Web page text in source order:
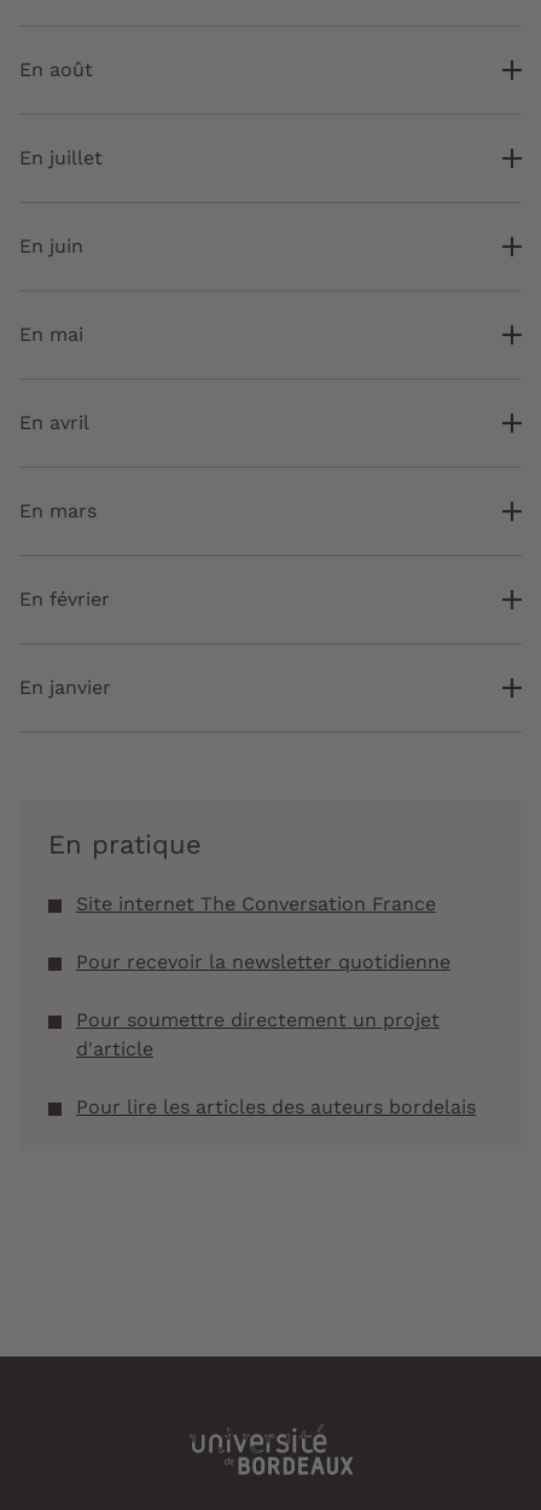
En août
En juillet
En juin
En mai
En avril
En mars
En février
En janvier
En pratique
Site internet The Conversation France
Pour recevoir la newsletter quotidienne
Pour soumettre directement un projet
d'article
Pour lire les articles des auteurs bordelais